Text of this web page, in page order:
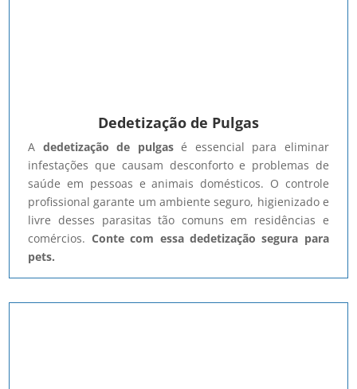
Dedetização de Pulgas
A dedetização de pulgasé essencial para eliminar
infestações que causam desconforto e problemas de
saúde em pessoas e animais domésticos. O controle
profissional garante um ambiente seguro, higienizado e
livre desses parasitas tão comuns em residências e
comércios. Conte com essa dedetização segura para
pets.